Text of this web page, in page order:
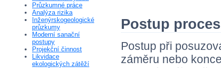
Postup
Postup při
záměru nebo
Průzkumné práce
Analýza rizika
Inženýrskogeologické
průzkumy
Moderní sanační
postupy
Projekční činnost
Likvidace
ekologických zátěží